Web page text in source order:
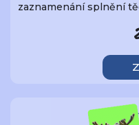
zaznamenání splnění